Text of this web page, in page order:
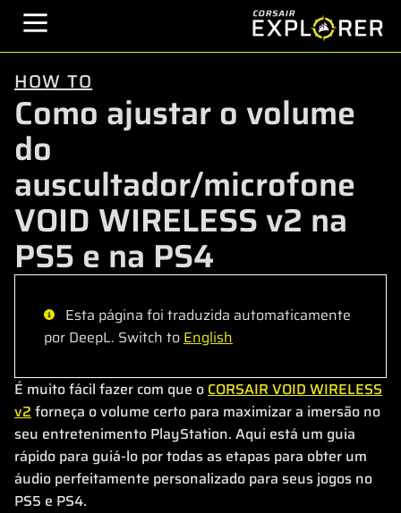
HOW TO
Como ajustar o volume
do
auscultador/microfone
VOID WIRELESS v2 na
PS5 e na PS4
Esta página foi traduzida automaticamente
por DeepL. Switch toEnglish
É muito fácil fazer com que oCORSAIR VOID WIRELESS
v2forneça o volume certo para maximizar a imersão no
seu entretenimento PlayStation. Aqui está um guia
rápido para guiá-lo por todas as etapas para obter um
áudio perfeitamente personalizado para seus jogos no
PS5 e PS4.